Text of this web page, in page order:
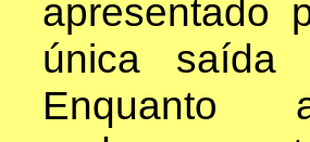
apresentado
única saída
Enquanto